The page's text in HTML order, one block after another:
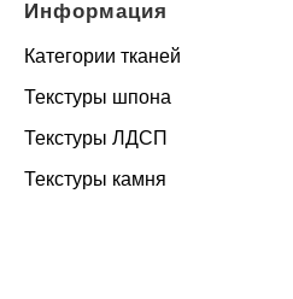
Информация
Категории тканей
Текстуры шпона
Текстуры ЛДСП
Текстуры камня